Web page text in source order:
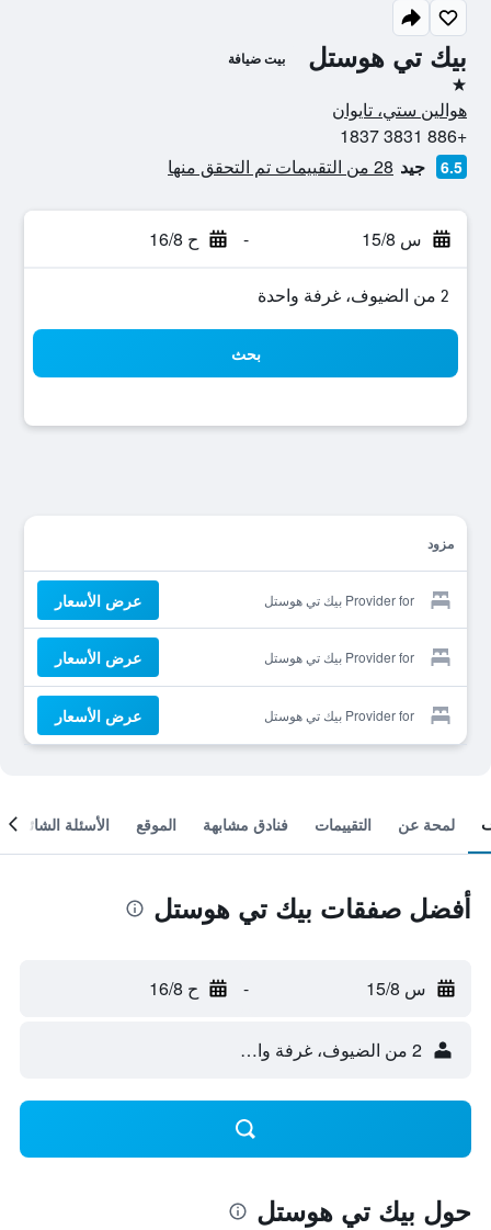
بيك تي هوستل بيت ضيافة
نجمة واحدة
هوالين ستي، تايوان
+886 3831 1837
6.5 جيد 28 من التقييمات تم التحقق منها
س 15/8 - ح 16/8
2 من الضيوف، غرفة واحدة
بحث
مزود
Provider for بيك تي هوستل عرض الأسعار
Provider for بيك تي هوستل عرض الأسعار
Provider for بيك تي هوستل عرض الأسعار
لمحة عن التقييمات فنادق مشابهة الموقع الأسئلة الشائعة
أفضل صفقات بيك تي هوستل
س 15/8 - ح 16/8
2 من الضيوف، غرفة واحدة
حول بيك تي هوستل